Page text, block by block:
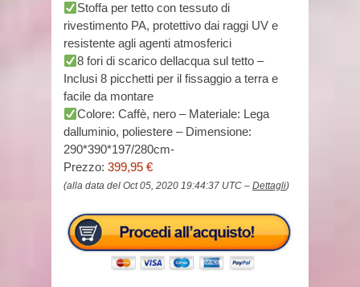
Stoffa per tetto con tessuto di
rivestimento PA, protettivo dai raggi UV e
resistente agli agenti atmosferici
8 fori di scarico dellacqua sul tetto –
Inclusi 8 picchetti per il fissaggio a terra e
facile da montare
Colore: Caffè, nero – Materiale: Lega
dalluminio, poliestere – Dimensione:
290*390*197/280cm-
Prezzo: 399,95 €
(alla data del Oct 05, 2020 19:44:37 UTC – Dettagli)